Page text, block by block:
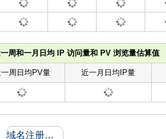
周和一月日均 IP 访问量和 PV 浏览量估算值
周日均PV量 近一月日均IP量
域名注册信息